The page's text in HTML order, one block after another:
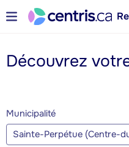
Découvrez
Municipalité
Sainte-Perpétue (Centre-